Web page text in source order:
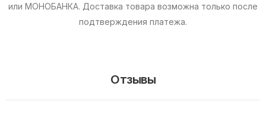
или МОНОБАНКА. Доставка товара возможна только после
подтверждения платежа.
Отзывы